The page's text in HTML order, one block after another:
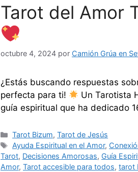
Tarot del Amor
octubre 4, 2024 por Camión Grúa en
¿Estás buscando respuestas
perfecta para ti!
Un Tarotista
guía espiritual que ha dedicado
Categorías
Tarot Bizum,Tarot de Jesús
Etiquetas
Ayuda Espiritual en el Amor,
Tarot, Decisiones Amorosas, Guía
Amor, Tarot accesible para todos, tarot